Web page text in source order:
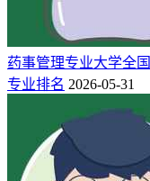
药事管理专业大学全
专业排名 2026-05-31